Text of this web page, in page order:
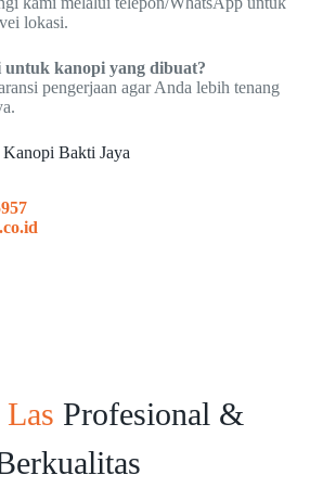
lokasi.
untuk kanopi yang dibuat?
pengerjaan agar Anda lebih tenang
Kanopi Bakti Jaya
Profesional &